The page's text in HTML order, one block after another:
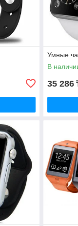
Умные
В
35 286